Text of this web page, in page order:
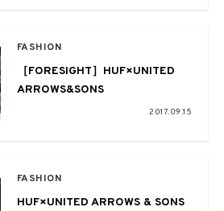
FASHION
［FORESIGHT］HUF×UNITED
ARROWS&SONS
2017.09.15
FASHION
HUF×UNITED ARROWS & SONS